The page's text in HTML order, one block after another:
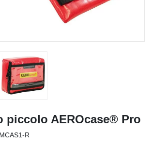
piccolo AEROcase® Pro
R